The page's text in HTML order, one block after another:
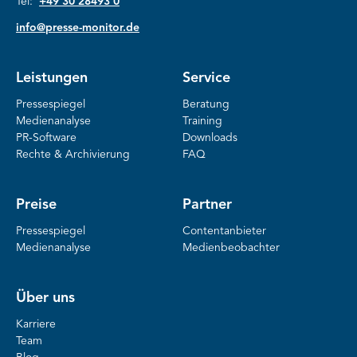
info@presse-monitor.de
Leistungen
Pressespiegel
Medienanalyse
PR-Software
Rechte & Archivierung
Service
Beratung
Training
Downloads
FAQ
Preise
Pressespiegel
Medienanalyse
Partner
Contentanbieter
Medienbeobachter
Über uns
Karriere
Team